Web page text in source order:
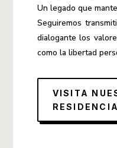
Un legado que
Seguiremos
dialogante los
como la libertad
VISITA
RESIDENCIA